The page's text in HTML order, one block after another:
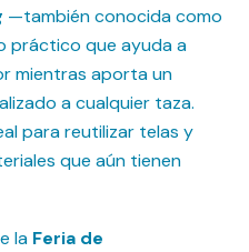
—también conocida como
práctico que ayuda a
mientras aporta un
a cualquier taza.
para reutilizar telas y
que aún tienen
la Feria de